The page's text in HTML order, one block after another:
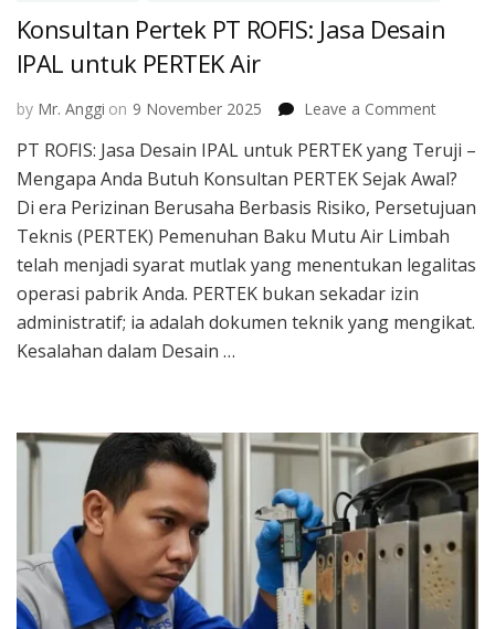
Konsultan Pertek PT ROFIS: Jasa Desain
IPAL untuk PERTEK Air
by Mr. Anggi on 9 November 2025 Leave a Commenton
Pertek
PT
ROFIS:
Jasa
Desain
IPAL
PERTEK
Air
PT ROFIS: Jasa Desain IPAL untuk PERTEK yang Teruji –
Mengapa Anda Butuh Konsultan PERTEK Sejak Awal?
Di era Perizinan Berusaha Berbasis Risiko, Persetujuan
Teknis (PERTEK) Pemenuhan Baku Mutu Air Limbah
telah menjadi syarat mutlak yang menentukan legalitas
operasi pabrik Anda. PERTEK bukan sekadar izin
administratif; ia adalah dokumen teknik yang mengikat.
Kesalahan dalam Desain …